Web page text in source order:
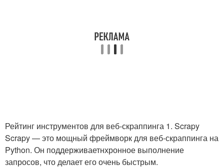
Рейтинг инструментов для веб-скраппинга 1. Scrapy
Scrapy — это мощный фреймворк для веб-скраппинга на
Python. Он поддерживаетнхронное выполнение
запросов, что делает его очень быстрым.